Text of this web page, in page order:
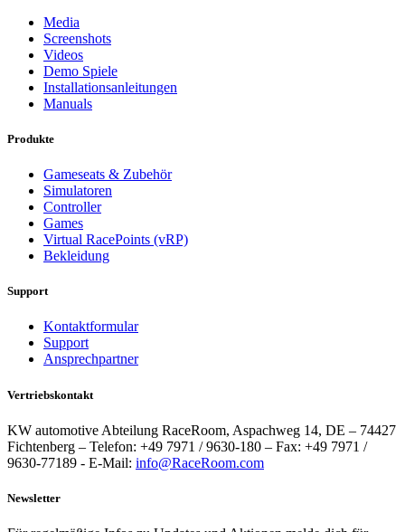
Media
Screenshots
Videos
Demo Spiele
Installationsanleitungen
Manuals
Produkte
Gameseats & Zubehör
Simulatoren
Controller
Games
Virtual RacePoints (vRP)
Bekleidung
Support
Kontaktformular
Support
Ansprechpartner
Vertriebskontakt
KW automotive Abteilung RaceRoom, Aspachweg 14, DE – 74427
Fichtenberg – Telefon: +49 7971 / 9630-180 – Fax: +49 7971 /
9630-77189 - E-Mail: info@RaceRoom.com
Newsletter